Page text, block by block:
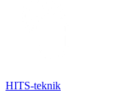
HITS-teknik